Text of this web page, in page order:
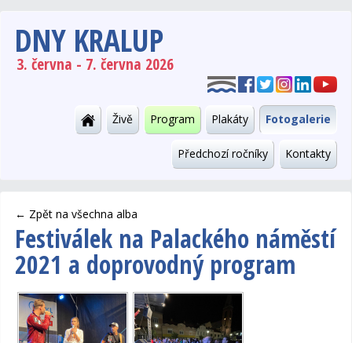
DNY KRALUP
3. června - 7. června 2026
Živě Program Plakáty Fotogalerie
Předchozí ročníky Kontakty
← Zpět na všechna alba
Festiválek na Palackého náměstí
2021 a doprovodný program